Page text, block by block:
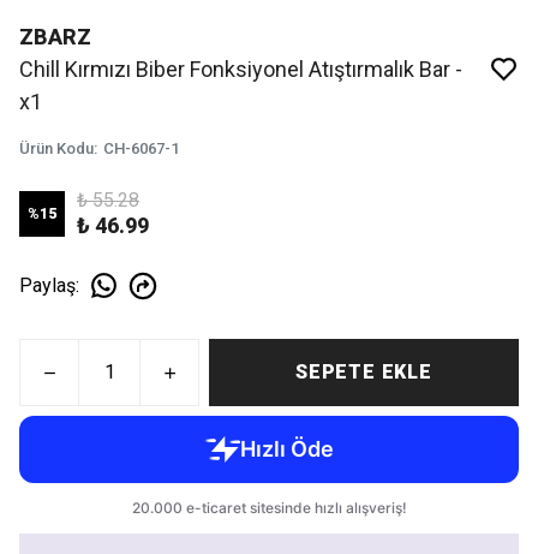
ZBARZ
Chill Kırmızı Biber Fonksiyonel Atıştırmalık Bar -
x1
Ürün Kodu: CH-6067-1
%15
₺ 55.28
₺ 46.99
Paylaş:
SEPETE EKLE